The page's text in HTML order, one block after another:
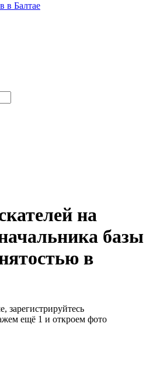
в Балтае
на
базы
в
зарегистрируйтесь
ещё 1 и откроем фото